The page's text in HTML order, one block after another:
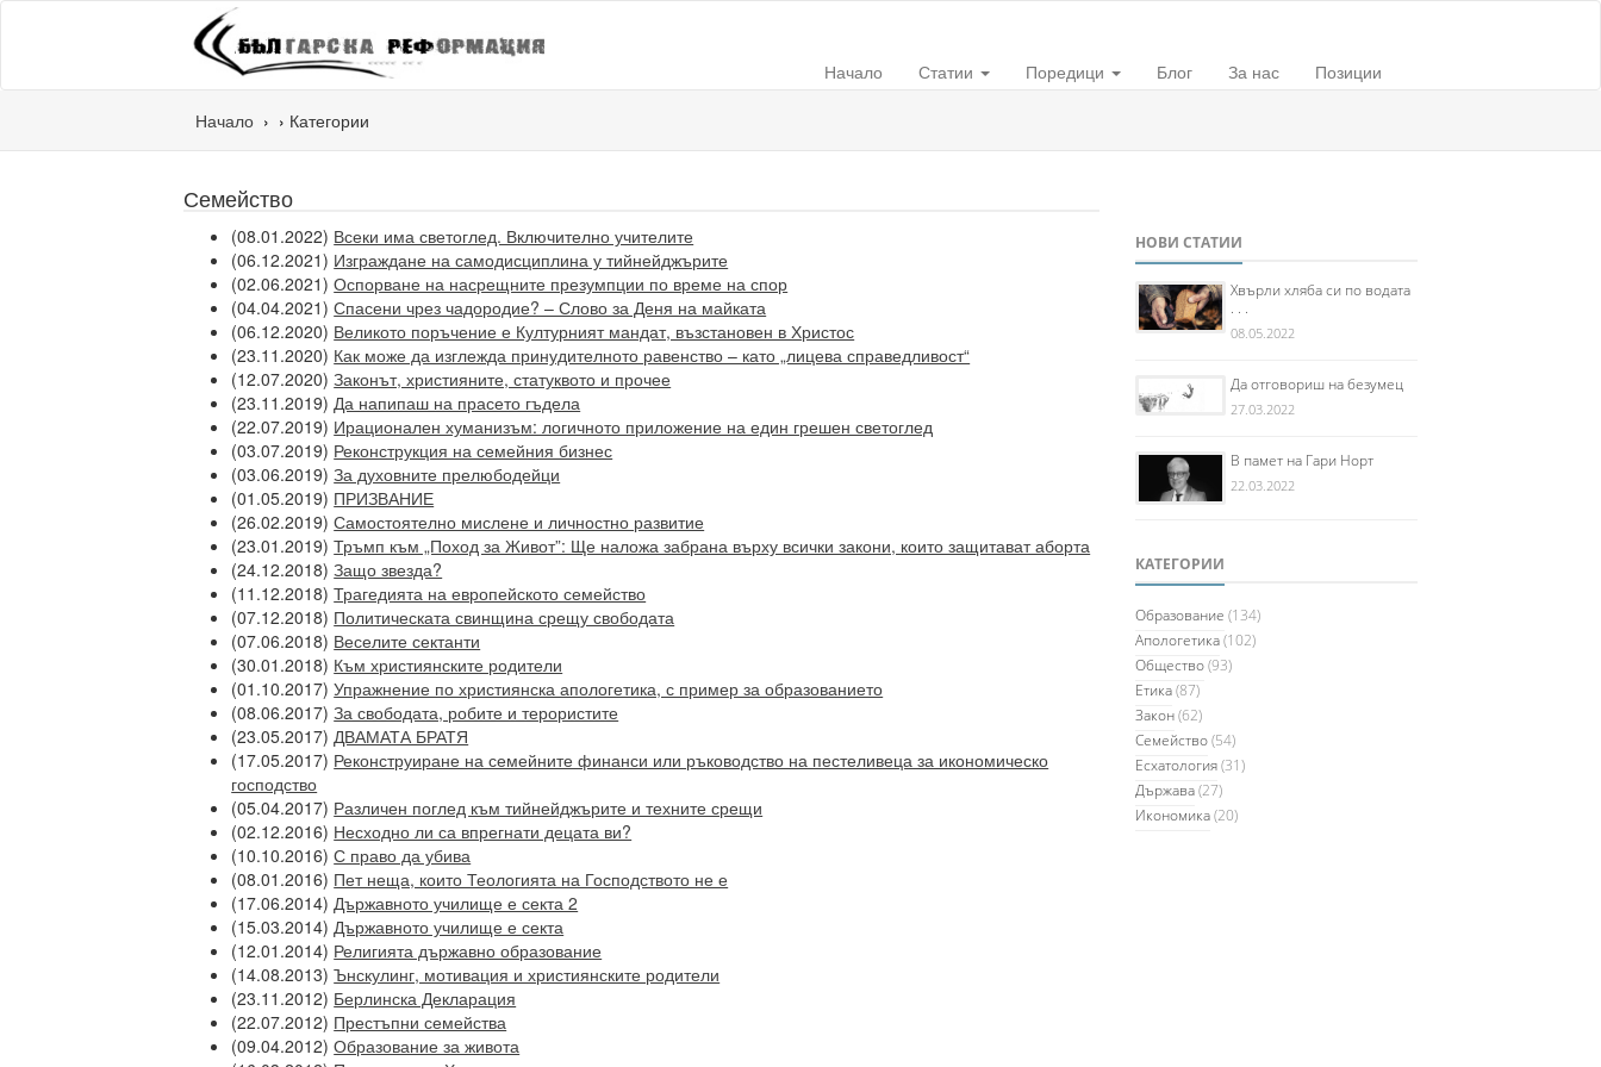
Начало Статии Поредици Блог За нас Позиции
Начало Категории
Семейство
(08.01.2022) Всеки има светоглед. Включително учителите
(06.12.2021) Изграждане на самодисциплина у тийнейджърите
(02.06.2021)Оспорване на насрещните презумпции по време на спор
(04.04.2021)Спасени чрез чадородие? – Слово за Деня на майката
(06.12.2020) Великото поръчение е Културният мандат, възстановен в Христос
(23.11.2020) Как може да изглежда принудителното равенство – като „лицева справедливост“
(12.07.2020)Законът, християните, статуквото и прочее
(23.11.2019)Да напипаш на прасето гъдела
(22.07.2019) Ирационален хуманизъм: логичното приложение на един грешен светоглед
(03.07.2019) Реконструкция на семейния бизнес
(03.06.2019)За духовните прелюбодейци
(01.05.2019) ПРИЗВАНИЕ
(26.02.2019)Самостоятелно мислене и личностно развитие
(23.01.2019)Тръмп към „Поход за Живот”: Ще наложа забрана върху всички закони, които защитават аборта
(24.12.2018)Защо звезда?
(11.12.2018)Трагедията на европейското семейство
(07.12.2018) Политическата свинщина срещу свободата
(07.06.2018) Веселите сектанти
(30.01.2018) Към християнските родители
(01.10.2017)Упражнение по християнска апологетика, с пример за образованието
(08.06.2017)За свободата, робите и терористите
(23.05.2017)ДВАМАТА БРАТЯ
(17.05.2017) Реконструиране на семейните финанси или ръководство на пестеливеца за икономическо
господство
(05.04.2017) Различен поглед към тийнейджърите и техните срещи
(02.12.2016) Несходно ли са впрегнати децата ви?
(10.10.2016)С право да убива
(08.01.2016) Пет неща, които Теологията на Господството не е
(17.06.2014)Държавното училище е секта 2
(15.03.2014)Държавното училище е секта
(12.01.2014) Религията държавно образование
(14.08.2013)Ънскулинг, мотивация и християнските родители
(23.11.2012) Берлинска Декларация
(22.07.2012) Престъпни семейства
(09.04.2012)Образование за живота
НОВИ СТАТИИ
Хвърли хляба си по водата
. . .
08.05.2022
Да отговориш на безумец
27.03.2022
В памет на Гари Норт
22.03.2022
КАТЕГОРИИ
Образование (134)
Апологетика(102)
Общество(93)
Етика(87)
Закон(62)
Семейство(54)
Есхатология(31)
Държава(27)
Икономика(20)